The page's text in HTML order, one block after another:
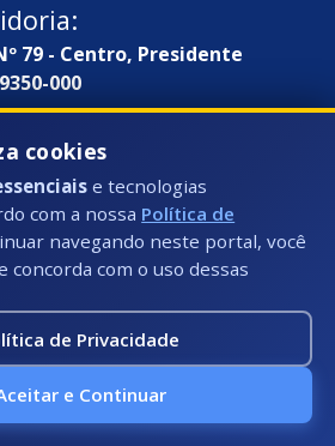
79 - Centro, Presidente
000
cookies
e tecnologias
com a nossa Política de
navegando neste portal, você
concorda com o uso dessas
de Privacidade
e Continuar